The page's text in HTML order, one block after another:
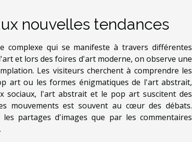
nouvelles tendances
qui se manifeste à travers différentes
et lors des foires d'art moderne, on observe une
Les visiteurs cherchent à comprendre les
art ou les formes énigmatiques de l'art abstrait,
sociaux, l'art abstrait et le pop art suscitent des
mouvements est souvent au cœur des débats.
partages d'images que par les commentaires